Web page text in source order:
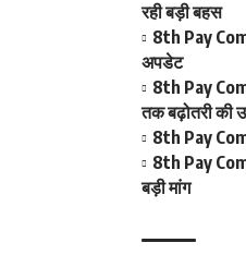
रही बड़ी बहस
8th Pay
अपडेट
8th Pay
तक बढ़ोतरी की
8th Pay
8th Pay
बड़ी मांग